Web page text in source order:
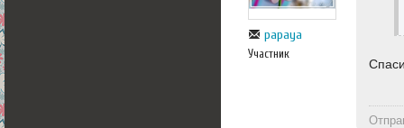
papaya
Участник